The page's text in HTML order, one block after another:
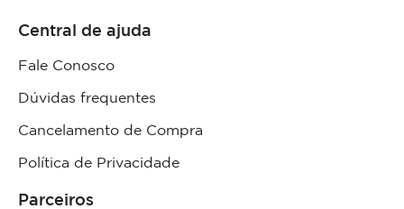
Central de ajuda
Fale Conosco
Dúvidas frequentes
Cancelamento de Compra
Política de Privacidade
Parceiros